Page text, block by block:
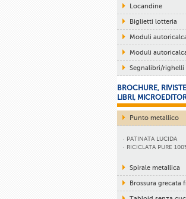
Locandine
Biglietti lotteria
Moduli
Moduli
Segnalibri/righelli
BROCHURE,
LIBRI,
Punto metallico
· PATINATA LUCIDA
· RICICLATA PURE
Spirale metallica
Brossura grecata